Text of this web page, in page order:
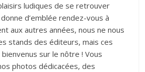
ludiques de se retrouver
d’emblée rendez-vous à
aux autres années, nous ne nous
stands des éditeurs, mais ces
sur le nôtre ! Vous
photos dédicacées, des